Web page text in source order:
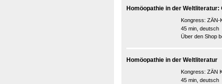
Homöopathie in der Weltliteratur:
Kongress: ZÄN-
45 min, deutsch
Über den Shop
Homöopathie in der Weltliteratur
Kongress: ZÄN
45 min, deutsch